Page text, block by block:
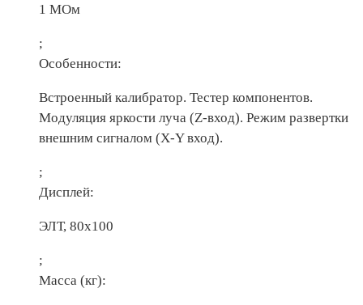
1 МОм
;
Особенности:
Встроенный калибратор. Тестер компонентов.
Модуляция яркости луча (Z-вход). Режим развертки
внешним сигналом (X-Y вход).
;
Дисплей:
ЭЛТ, 80х100
;
Масса (кг):